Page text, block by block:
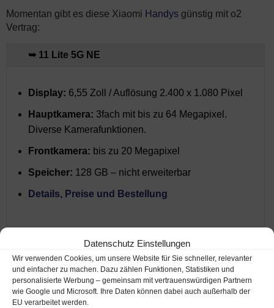
Datenschutz Einstellungen
Wir verwenden Cookies, um unsere Website für Sie schneller, relevanter
und einfacher zu machen. Dazu zählen Funktionen, Statistiken und
personalisierte Werbung – gemeinsam mit vertrauenswürdigen Partnern
wie Google und Microsoft. Ihre Daten können dabei auch außerhalb der
EU verarbeitet werden.
Momentan gibt es diese Xiaomi Handys günstig mit o2
Vertrag:
➥ 11 Lite 5G NE
Display: 6,55 Zoll / Auflösung 2.400 x 1.080 Pixel
Hauptkamera: 3fach mit bis zu 64 Megapixel.
Diverse Kamerafunktionen.
Frontkamera: bis zu 20 Megapixel
Speicher: 128 GB – nicht erweiterbar
Details, Preise und Bestellung
➥ 11T